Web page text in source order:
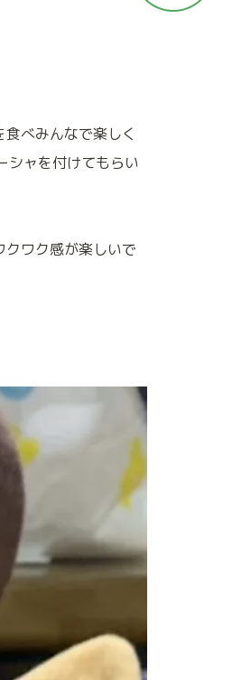
べみんなで楽しく
シャを付けてもらい
ワク感が楽しいで